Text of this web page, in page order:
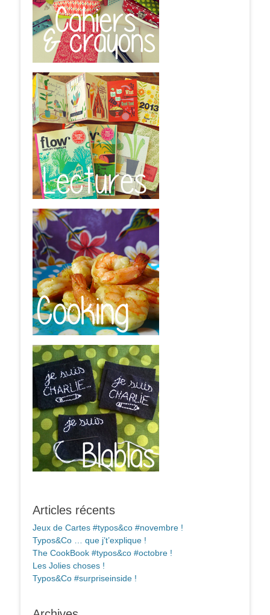
Articles récents
Jeux de Cartes #typos&co #novembre !
Typos&Co … que j’t’explique !
The CookBook #typos&co #octobre !
Les Jolies choses !
Typos&Co #surpriseinside !